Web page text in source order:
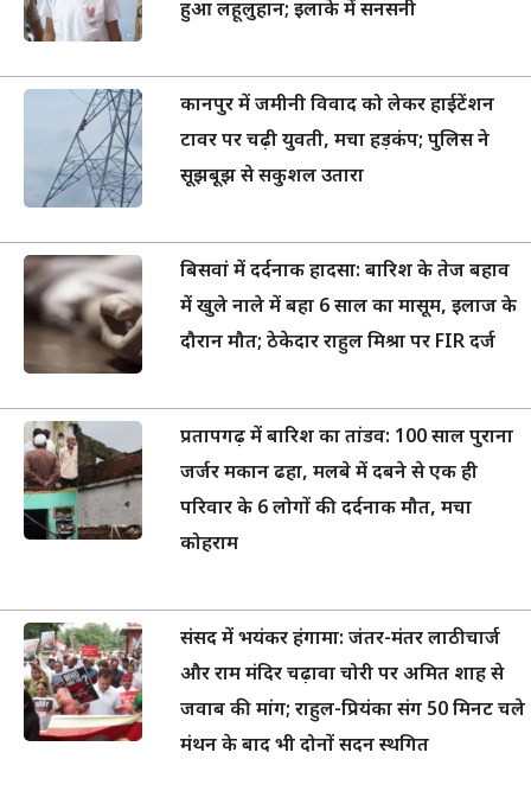
हुआ लहूलुहान; इलाके में सनसनी
कानपुर में जमीनी विवाद को लेकर हाईटेंशन
टावर पर चढ़ी युवती, मचा हड़कंप; पुलिस ने
सूझबूझ से सकुशल उतारा
बिसवां में दर्दनाक हादसा: बारिश के तेज बहाव
में खुले नाले में बहा 6 साल का मासूम, इलाज के
दौरान मौत; ठेकेदार राहुल मिश्रा पर FIR दर्ज
प्रतापगढ़ में बारिश का तांडव: 100 साल पुराना
जर्जर मकान ढहा, मलबे में दबने से एक ही
परिवार के 6 लोगों की दर्दनाक मौत, मचा
कोहराम
संसद में भयंकर हंगामा: जंतर-मंतर लाठीचार्ज
और राम मंदिर चढ़ावा चोरी पर अमित शाह से
जवाब की मांग; राहुल-प्रियंका संग 50 मिनट चले
मंथन के बाद भी दोनों सदन स्थगित